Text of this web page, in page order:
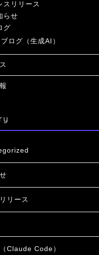
スリリース
らせ
グ
ブログ（生成AI）
リース
Claude Code）